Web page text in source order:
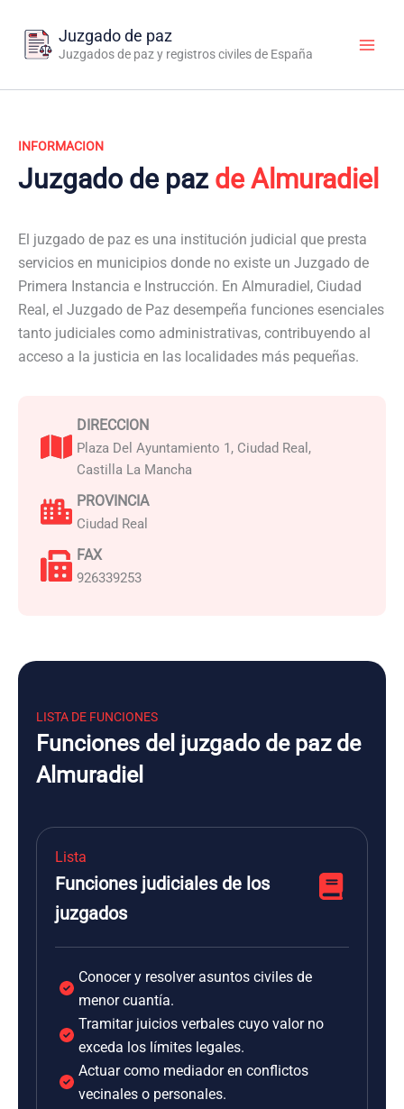
contenido
Juzgado de paz
Juzgados de paz y registros civiles de España
INFORMACION
Juzgado de paz de Almuradiel
El juzgado de paz es una institución judicial que presta
servicios en municipios donde no existe un Juzgado de
Primera Instancia e Instrucción. En Almuradiel, Ciudad
Real, el Juzgado de Paz desempeña funciones esenciales
tanto judiciales como administrativas, contribuyendo al
acceso a la justicia en las localidades más pequeñas.
DIRECCION
Plaza Del Ayuntamiento 1, Ciudad Real,
Castilla La Mancha
PROVINCIA
Ciudad Real
FAX
926339253
LISTA DE FUNCIONES
Funciones del juzgado de paz de
Almuradiel
Lista
Funciones judiciales de los
juzgados
Conocer y resolver asuntos civiles de
menor cuantía.
Tramitar juicios verbales cuyo valor no
exceda los límites legales.
Actuar como mediador en conflictos
vecinales o personales.